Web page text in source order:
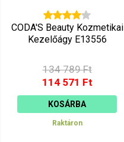
CODA'S Beauty Kozmetikai
Kezelőágy E13556
134 789 Ft
114 571 Ft
KOSÁRBA
Raktáron